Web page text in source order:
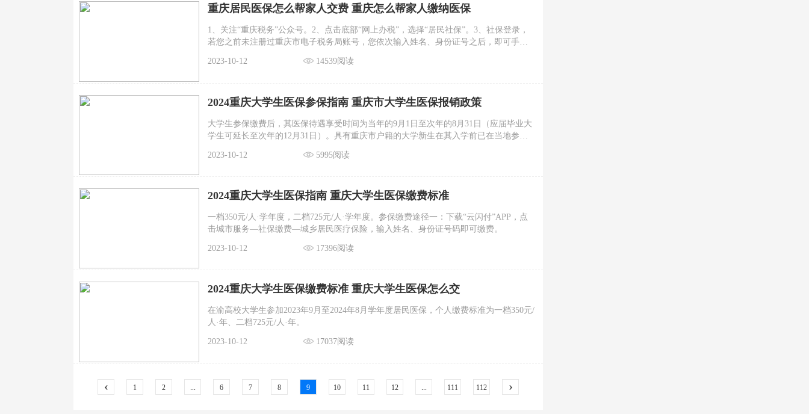
重庆居民医保怎么帮家人交费 重庆怎么帮家人缴纳医保
1、关注“重庆税务”公众号。2、点击底部“网上办税”，选择“居民社保”。3、社保登录，
若您之前未注册过重庆市电子税务局账号，您依次输入姓名、身份证号之后，即可手动
2023-10-12
14539阅读
2024重庆大学生医保参保指南 重庆市大学生医保报销政策
大学生参保缴费后，其医保待遇享受时间为当年的9月1日至次年的8月31日（应届毕业大
学生可延长至次年的12月31日）。具有重庆市户籍的大学新生在其入学前已在当地参加
户籍地的居民医保住院和特病待遇中止。
2023-10-12 5995阅读
2024重庆大学生医保指南 重庆大学生医保缴费标准
一档350元/人·学年度，二档725元/人·学年度。参保缴费途径一：下载“云闪付”APP，点
击城市服务—社保缴费—城乡居民医疗保险，输入姓名、身份证号码即可缴费。
2023-10-12 17396阅读
2024重庆大学生医保缴费标准 重庆大学生医保怎么交
在渝高校大学生参加2023年9月至2024年8月学年度居民医保，个人缴费标准为一档350元/
人·年、二档725元/人·年。
2023-10-12 17037阅读
‹ 1 2 6 7 8 9 10 11 12 111 112 ›